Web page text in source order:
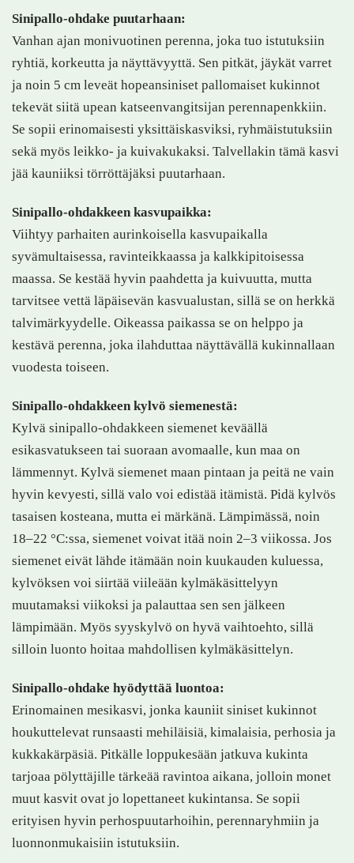
Sinipallo-ohdake puutarhaan:
Vanhan ajan monivuotinen perenna, joka tuo istutuksiin
ryhtiä, korkeutta ja näyttävyyttä. Sen pitkät, jäykät varret
ja noin 5 cm leveät hopeansiniset pallomaiset kukinnot
tekevät siitä upean katseenvangitsijan perennapenkkiin.
Se sopii erinomaisesti yksittäiskasviksi, ryhmäistutuksiin
sekä myös leikko- ja kuivakukaksi. Talvellakin tämä kasvi
jää kauniiksi törröttäjäksi puutarhaan.
Sinipallo-ohdakkeen kasvupaikka:
Viihtyy parhaiten aurinkoisella kasvupaikalla
syvämultaisessa, ravinteikkaassa ja kalkkipitoisessa
maassa. Se kestää hyvin paahdetta ja kuivuutta, mutta
tarvitsee vettä läpäisevän kasvualustan, sillä se on herkkä
talvimärkyydelle. Oikeassa paikassa se on helppo ja
kestävä perenna, joka ilahduttaa näyttävällä kukinnallaan
vuodesta toiseen.
Sinipallo-ohdakkeen kylvö siemenestä:
Kylvä sinipallo-ohdakkeen siemenet keväällä
esikasvatukseen tai suoraan avomaalle, kun maa on
lämmennyt. Kylvä siemenet maan pintaan ja peitä ne vain
hyvin kevyesti, sillä valo voi edistää itämistä. Pidä kylvös
tasaisen kosteana, mutta ei märkänä. Lämpimässä, noin
18–22 °C:ssa, siemenet voivat itää noin 2–3 viikossa. Jos
siemenet eivät lähde itämään noin kuukauden kuluessa,
kylvöksen voi siirtää viileään kylmäkäsittelyyn
muutamaksi viikoksi ja palauttaa sen sen jälkeen
lämpimään. Myös syyskylvö on hyvä vaihtoehto, sillä
silloin luonto hoitaa mahdollisen kylmäkäsittelyn.
Sinipallo-ohdake hyödyttää luontoa:
Erinomainen mesikasvi, jonka kauniit siniset kukinnot
houkuttelevat runsaasti mehiläisiä, kimalaisia, perhosia ja
kukkakärpäsiä. Pitkälle loppukesään jatkuva kukinta
tarjoaa pölyttäjille tärkeää ravintoa aikana, jolloin monet
muut kasvit ovat jo lopettaneet kukintansa. Se sopii
erityisen hyvin perhospuutarhoihin, perennaryhmiin ja
luonnonmukaisiin istutuksiin.